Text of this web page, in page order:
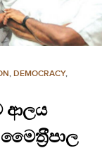
, DEMOCRACY,
ආලය